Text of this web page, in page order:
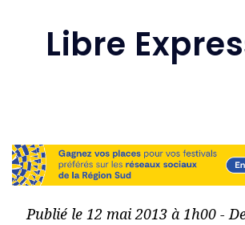
Libre
Publié le 12 mai 2013 à 1h00 -